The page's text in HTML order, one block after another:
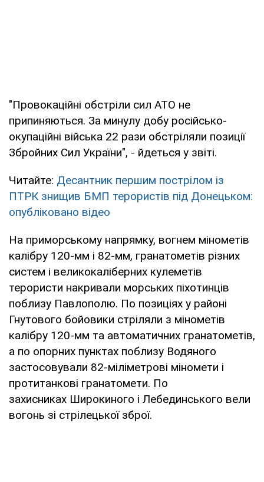
"Провокаційні обстріли сил АТО не
припиняються. За минулу добу російсько-
окупаційні війська 22 рази обстріляли позиції
Збройних Сил України", - йдеться у звіті.
Читайте: Десантник першим пострілом із
ПТРК знищив БМП терористів під Донецьком:
опубліковано відео
На приморському напрямку, вогнем мінометів
калібру 120-мм і 82-мм, гранатометів різних
систем і великокаліберних кулеметів
терористи накривали морських піхотинців
поблизу Павлополю. По позиціях у районі
Гнутового бойовики стріляли з мінометів
калібру 120-мм та автоматичних гранатометів,
а по опорних пунктах поблизу Водяного
застосовували 82-міліметрові міномети і
протитанкові гранатомети. По
захисниках Широкиного і Лебединського вели
вогонь зі стрілецької зброї.